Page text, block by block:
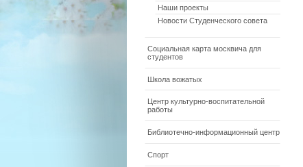
Наши проекты
Новости Студенческого совета
Социальная карта москвича для
студентов
Школа вожатых
Центр культурно-воспитательной
работы
Библиотечно-информационный центр
Спорт